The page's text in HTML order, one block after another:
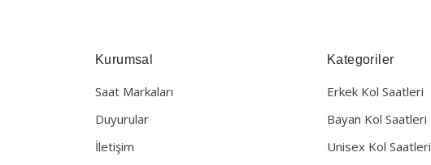
Kurumsal
Saat Markaları
Duyurular
İletişim
Kategoriler
Erkek Kol Saatleri
Bayan Kol Saatleri
Unisex Kol Saatleri